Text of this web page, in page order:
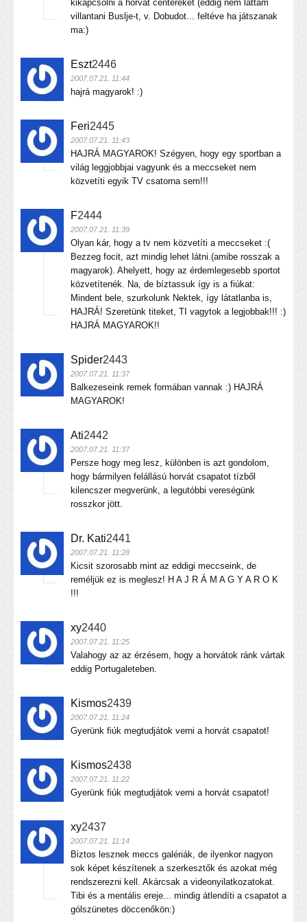
kikapcsolni a horvát centereket (eddig nem láttam
villantani Buslje-t, v. Dobudot... feltéve ha játszanak
ma:)
Eszt2446
2007.07.21. 11:44
hajrá magyarok! :)
Feri2445
2007.07.21. 11:43
HAJRÁ MAGYAROK! Szégyen, hogy egy sportban a
világ leggjobbjai vagyunk és a meccseket nem
közvetíti egyik TV csatorna sem!!!
F2444
2007.07.21. 11:39
Olyan kár, hogy a tv nem közvetíti a meccseket :(
Bezzeg focit, azt mindig lehet látni.(amibe rosszak a
magyarok). Ahelyett, hogy az érdemlegesebb sportot
közvetítenék. Na, de bíztassuk így is a fiúkat:
Mindent bele, szurkolunk Nektek, így látatlanba is,
HAJRÁ! Szeretünk titeket, TI vagytok a legjobbak!!! :)
HAJRÁ MAGYAROK!!
Spider2443
2007.07.21. 11:37
Balkezeseink remek formában vannak :) HAJRÁ
MAGYAROK!
Ati2442
2007.07.21. 11:37
Persze hogy meg lesz, különben is azt gondolom,
hogy bármilyen felállású horvát csapatot tízből
kilencszer megverünk, a legutóbbi vereségünk
rosszkor jött.
Dr. Kati2441
2007.07.21. 11:28
Kicsit szorosabb mint az eddigi meccseink, de
reméljük ez is meglesz! H A J R Á M A G Y A R O K
!!!
xy2440
2007.07.21. 11:25
Valahogy az az érzésem, hogy a horvátok ránk vártak
eddig Portugaleteben.
Kismos2439
2007.07.21. 11:24
Gyerünk fiúk megtudjátok verni a horvát csapatot!
Kismos2438
2007.07.21. 11:22
Gyerünk fiúk megtudjátok verni a horvát csapatot!
xy2437
2007.07.21. 11:14
Biztos lesznek meccs galériák, de ilyenkor nagyon
sok képet készítenek a szerkesztők és azokat még
rendszerezni kell. Akárcsak a videonyilatkozatokat.
Tibi és a mentális ereje... mindig átlendíti a csapatot a
gólszünetes döccenőkön:)